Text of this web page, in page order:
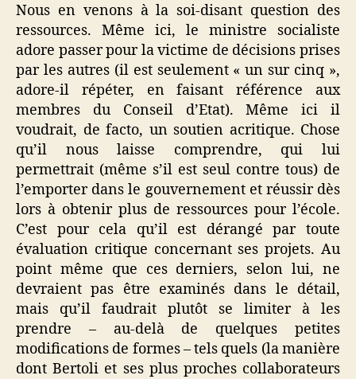
Nous en venons à la soi-disant question des
ressources. Même ici, le ministre socialiste
adore passer pour la victime de décisions prises
par les autres (il est seulement « un sur cinq »,
adore-il répéter, en faisant référence aux
membres du Conseil d’Etat). Même ici il
voudrait, de facto, un soutien acritique. Chose
qu’il nous laisse comprendre, qui lui
permettrait (même s’il est seul contre tous) de
l’emporter dans le gouvernement et réussir dès
lors à obtenir plus de ressources pour l’école.
C’est pour cela qu’il est dérangé par toute
évaluation critique concernant ses projets. Au
point même que ces derniers, selon lui, ne
devraient pas être examinés dans le détail,
mais qu’il faudrait plutôt se limiter à les
prendre – au-delà de quelques petites
modifications de formes – tels quels (la manière
dont Bertoli et ses plus proches collaborateurs